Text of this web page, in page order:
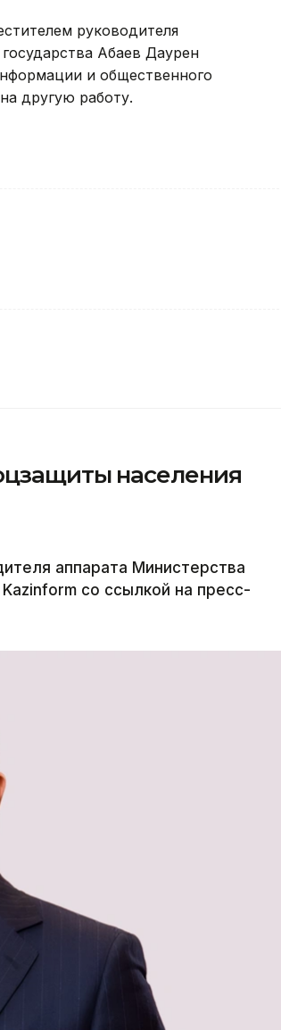
руководителя
Абаев Даурен
и общественного
другую работу.
населения
аппарата Министерства
со ссылкой на пресс-